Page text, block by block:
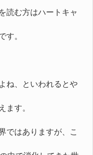
読む方はハートキャ
す。
ね、といわれるとや
ます。
ではありますが、こ